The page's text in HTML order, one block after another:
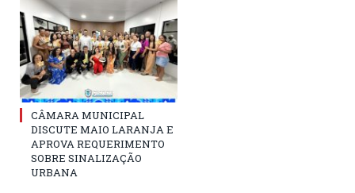
CÂMARA MUNICIPAL
DISCUTE MAIO LARANJA E
APROVA REQUERIMENTO
SOBRE SINALIZAÇÃO
URBANA